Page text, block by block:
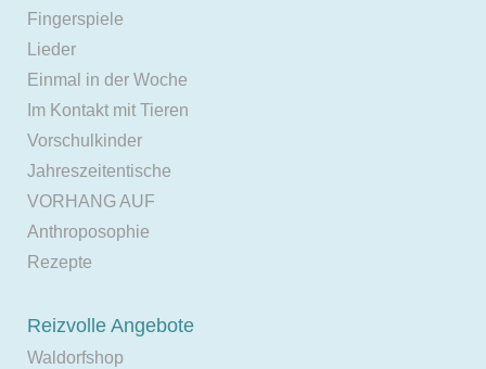
Fingerspiele
Lieder
Einmal in der Woche
Im Kontakt mit Tieren
Vorschulkinder
Jahreszeitentische
VORHANG AUF
Anthroposophie
Rezepte
Reizvolle Angebote
Waldorfshop